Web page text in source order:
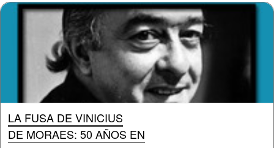
LA FUSA DE VINICIUS
DE MORAES: 50 AÑOS EN